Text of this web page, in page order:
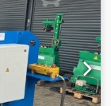
900 mm,
mm x